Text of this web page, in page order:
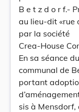
B e t z d o r f.-
au lieu-dit «rue
par la société
Crea-House
En sa séance
communal de
portant
sis à